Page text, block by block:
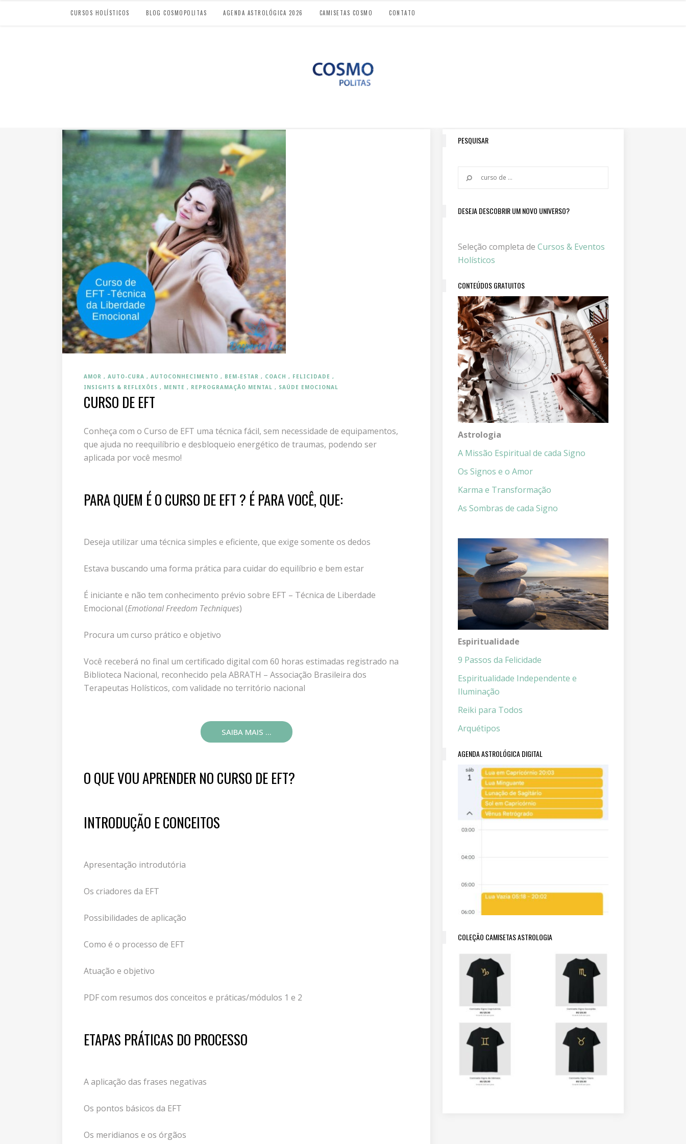
CURSOS HOLÍSTICOS BLOG COSMOPOLITAS AGENDA ASTROLÓGICA 2026 CAMISETAS COSMO CONTATO
AMOR AUTO-CURA AUTOCONHECIMENTO BEM-ESTAR COACH
FELICIDADE
INSIGHTS & REFLEXÕES
MENTE REPROGRAMAÇÃO MENTAL SAÚDE EMOCIONAL
CURSO DE EFT
Conheça com o Curso de EFT uma técnica fácil, sem necessidade de equipamentos,
que ajuda no reequilíbrio e desbloqueio energético de traumas, podendo ser
aplicada por você mesmo!
PARA QUEM É O CURSO DE EFT ? É PARA VOCÊ, QUE:
Deseja utilizar uma técnica simples e eficiente, que exige somente os dedos
Estava buscando uma forma prática para cuidar do equilíbrio e bem estar
É iniciante e não tem conhecimento prévio sobre EFT – Técnica de Liberdade
Emocional (Emotional Freedom Techniques)
Procura um curso prático e objetivo
Você receberá no final um certificado digital com 60 horas estimadas registrado na
Biblioteca Nacional, reconhecido pela ABRATH – Associação Brasileira dos
Terapeutas Holísticos, com validade no território nacional
SAIBA MAIS ...
O QUE VOU APRENDER NO CURSO DE EFT?
INTRODUÇÃO E CONCEITOS
Apresentação introdutória
Os criadores da EFT
Possibilidades de aplicação
Como é o processo de EFT
Atuação e objetivo
PDF com resumos dos conceitos e práticas/módulos 1 e 2
ETAPAS PRÁTICAS DO PROCESSO
A aplicação das frases negativas
Os pontos básicos da EFT
Os meridianos e os órgãos
PESQUISAR
DESEJA DESCOBRIR UM NOVO UNIVERSO?
Seleção completa deCursos & Eventos
Holísticos
CONTEÚDOS GRATUITOS
Astrologia
A Missão Espiritual de cada Signo
Os Signos e o Amor
Karma e Transformação
As Sombras de cada Signo
Espiritualidade
9 Passos da Felicidade
Espiritualidade Independente e
Iluminação
Reiki para Todos
Arquétipos
AGENDA ASTROLÓGICA DIGITAL
COLEÇÃO CAMISETAS ASTROLOGIA